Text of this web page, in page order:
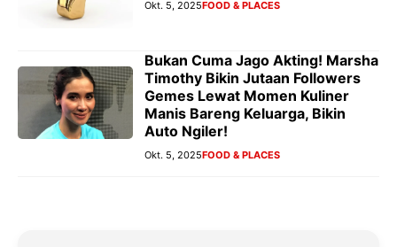
Okt. 5, 2025FOOD & PLACES
Bukan Cuma Jago Akting! Marsha
Timothy Bikin Jutaan Followers
Gemes Lewat Momen Kuliner
Manis Bareng Keluarga, Bikin
Auto Ngiler!
Okt. 5, 2025FOOD & PLACES